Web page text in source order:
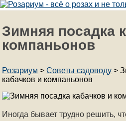
Зимняя посадка
компаньонов
Розариум >Советы садоводу >
кабачков и компаньонов
Иногда бывает трудно решить,